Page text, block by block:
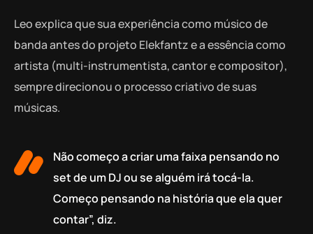
Leo explica que sua experiência como músico de
banda antes do projeto Elekfantz e a essência como
artista (multi-instrumentista, cantor e compositor),
sempre direcionou o processo criativo de suas
músicas.
Não começo a criar uma faixa pensando no
set de um DJ ou se alguém irá tocá-la.
Começo pensando na história que ela quer
contar”, diz.